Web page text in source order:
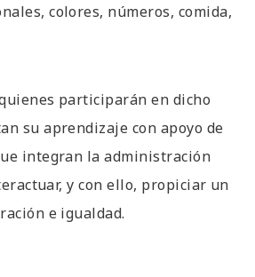
colores, números, comida,
participarán en dicho
su aprendizaje con apoyo de
integran la administración
y con ello, propiciar un
e igualdad.